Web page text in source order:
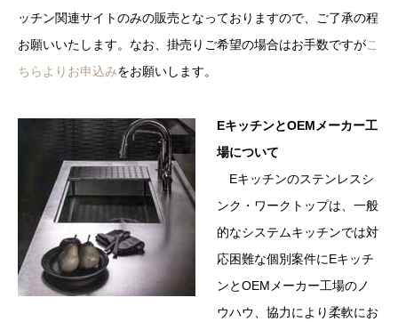
ッチン関連サイトのみの販売となっておりますので、ご了承の程
お願いいたします。なお、掛売りご希望の場合はお手数ですがこ
ちらよりお申込みをお願いします。
EキッチンとOEMメーカー工
場について
Eキッチンのステンレスシ
ンク・ワークトップは、一般
的なシステムキッチンでは対
応困難な個別案件にEキッチ
ンとOEMメーカー工場のノ
ウハウ、協力により柔軟にお